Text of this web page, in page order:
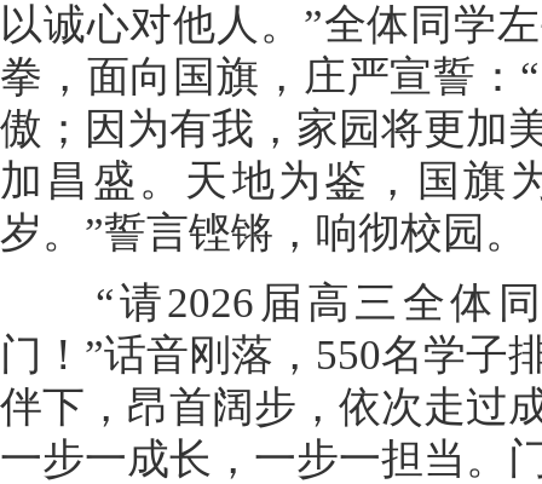
以诚心对他人。”全体同学
拳，面向国旗，庄严宣誓：
傲；因为有我，家园将更加
加昌盛。天地为鉴，国旗
岁。”誓言铿锵，响彻校园。
“请2026届高三全体同
门！”话音刚落，550名学子
伴下，昂首阔步，依次走过
一步一成长，一步一担当。